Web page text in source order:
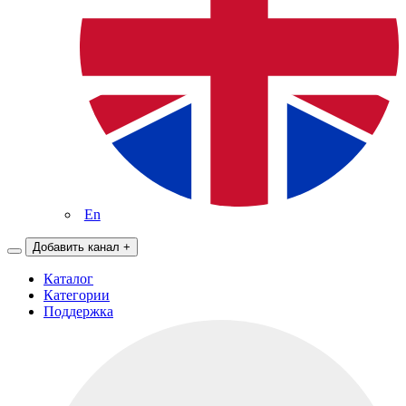
En
Добавить канал +
Каталог
Категории
Поддержка